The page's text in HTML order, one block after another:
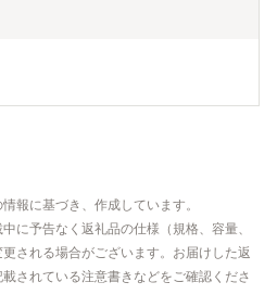
報に基づき、作成しています。
に予告なく返礼品の仕様（規格、容量、
される場合がございます。お届けした返
されている注意書きなどをご確認くださ